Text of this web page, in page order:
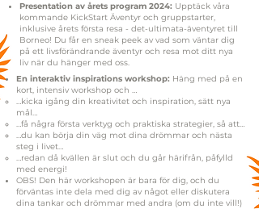
En interaktiv inspirations workshop: Häng med på en
kort, intensiv workshop och …
…kicka igång din kreativitet och inspiration, sätt nya
mål…
…få några första verktyg och praktiska strategier, så att…
…du kan börja din väg mot dina drömmar och nästa
steg i livet…
…redan då kvällen är slut och du går härifrån, påfylld
med energi!
OBS! Den här workshopen är bara för dig, och du
förväntas inte dela med dig av något eller diskutera
dina tankar och drömmar med andra (om du inte vill!)
Presentation av årets program 2024: Upptäck våra
kommande KickStart Äventyr och gruppstarter,
inklusive årets första resa - det-ultimata-äventyret till
Borneo! Du får en sneak peek av vad som väntar dig
på ett livsförändrande äventyr och resa mot ditt nya
liv när du hänger med oss.